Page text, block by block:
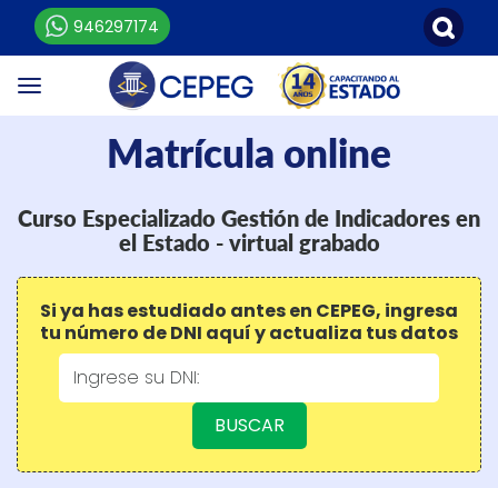
946297174
Matrícula online
Curso Especializado Gestión de Indicadores en
el Estado - virtual grabado
Si ya has estudiado antes en CEPEG, ingresa
tu número de DNI aquí y actualiza tus datos
BUSCAR